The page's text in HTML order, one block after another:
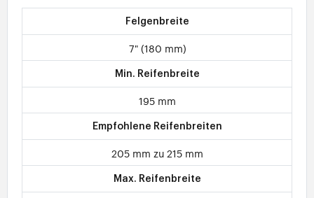
Felgenbreite
7" (180 mm)
Min. Reifenbreite
195 mm
Empfohlene Reifenbreiten
205 mm zu 215 mm
Max. Reifenbreite